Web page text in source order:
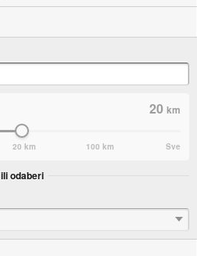
20km
20 km 100 km Sve
ili odaberi